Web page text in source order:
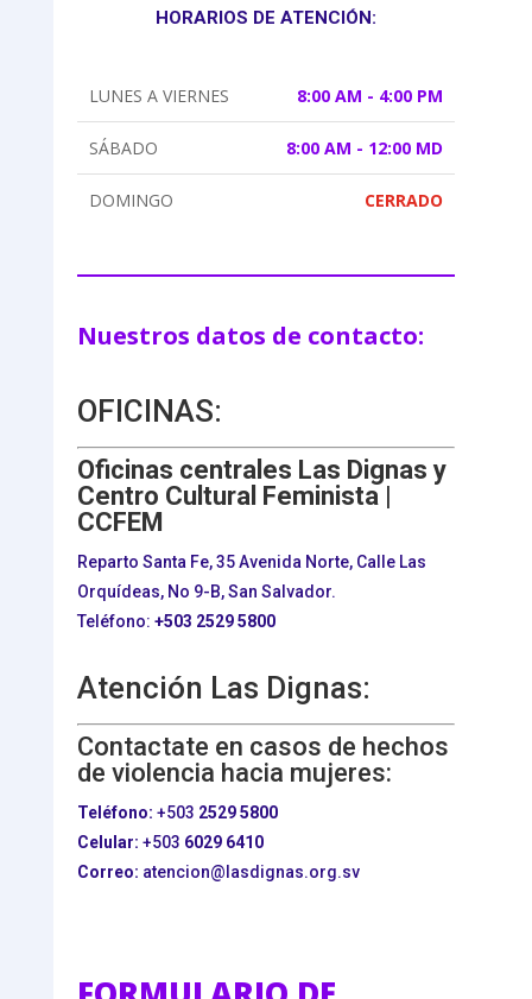
HORARIOS DE ATENCIÓN:
LUNES A VIERNES 8:00 AM - 4:00 PM
SÁBADO 8:00 AM - 12:00 MD
DOMINGO CERRADO
Nuestros datos de contacto:
OFICINAS:
Oficinas centrales Las Dignas y
Centro Cultural Feminista |
CCFEM
Reparto Santa Fe, 35 Avenida Norte, Calle Las
Orquídeas, No 9-B, San Salvador.
Teléfono: +503 2529 5800
Atención Las Dignas:
Contactate en casos de hechos
de violencia hacia mujeres:
Teléfono: +503 2529 5800
Celular: +503 6029 6410
Correo: atencion@lasdignas.org.sv